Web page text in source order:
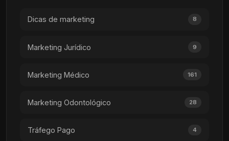
Dicas de marketing 8
Marketing Jurídico 9
Marketing Médico 161
Marketing Odontológico 28
Tráfego Pago 4